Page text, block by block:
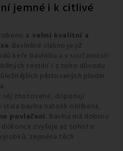
jemné i k citlivé
z velmi kvalitní a
. Bavlněné vlákno je již
keře bavlníku a v současnosti
textilií. I z toho důvodu
pěstovaných plodin
něj zhotovené, disponují
bavlna natolik oblíbená,
povlečení. Bavlna má dobrou
dokonce zvyšuje az tohoto
zejména těch